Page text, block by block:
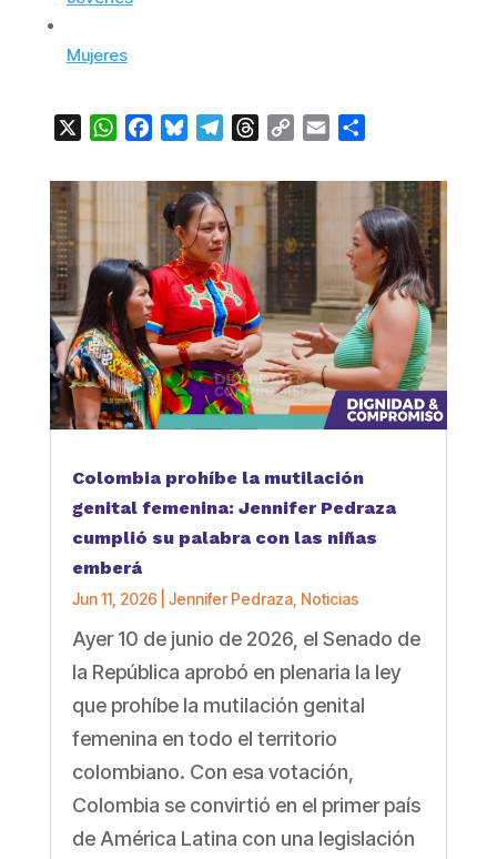
Mujeres
WhatsApp
FacebookBlueskyTelegramThreads
Copy Email
Colombia prohíbe la mutilación
genital femenina: Jennifer Pedraza
cumplió su palabra con las niñas
emberá
Jun 11, 2026 Jennifer Pedraza, Noticias
Ayer 10 de junio de 2026, el Senado de
la República aprobó en plenaria la ley
que prohíbe la mutilación genital
femenina en todo el territorio
colombiano. Con esa votación,
Colombia se convirtió en el primer país
de América Latina con una legislación